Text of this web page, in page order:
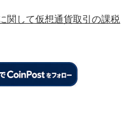
関して仮想通貨取引の課税